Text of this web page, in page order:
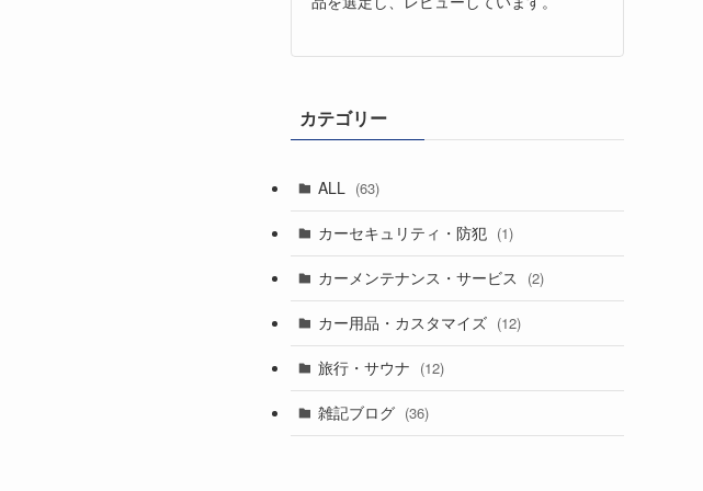
カテゴリー
ALL (63)
カーセキュリティ・防犯 (1)
カーメンテナンス・サービス (2)
カー用品・カスタマイズ (12)
旅行・サウナ (12)
雑記ブログ (36)